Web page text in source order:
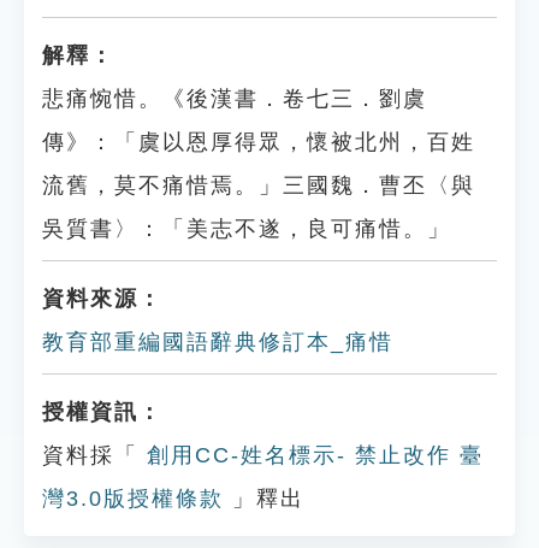
解釋：
悲痛惋惜。《後漢書．卷七三．劉虞
傳》：「虞以恩厚得眾，懷被北州，百姓
流舊，莫不痛惜焉。」三國魏．曹丕〈與
吳質書〉：「美志不遂，良可痛惜。」
資料來源：
教育部重編國語辭典修訂本_痛惜
授權資訊：
資料採「
創用CC-姓名標示- 禁止改作 臺
灣3.0版授權條款
」釋出